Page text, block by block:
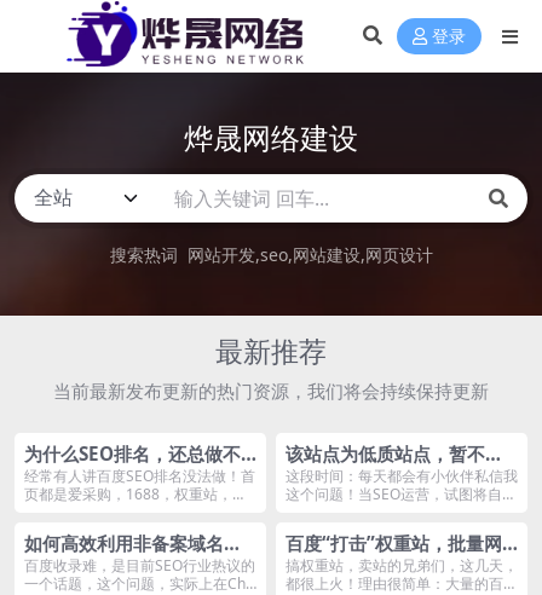
登录
烨晟网络建设
搜索热词 网站开发 seo 网站建设 网页设计
最新推荐
当前最新发布更新的热门资源，我们将会持续保持更新
为什么SEO排名，还总做不
好，当下最新核心的原因是
什么？
经常有人讲百度SEO排名没法做！首
页都是爱采购，1688，权重站，二
该站点为低质站点，暂不可
添加，请持续优化，再尝
试！
这段时间：每天都会有小伙伴私信我
这个问题！当SEO运营，试图将自己
如何高效利用非备案域名，
做矩阵SEO？
百度收录难，是目前SEO行业热议的
一个话题，这个问题，实际上在Cha
百度“打击”权重站，批量网
站降权，源于AI与采集吗？
搞权重站，卖站的兄弟们，这几天，
都很上火！理由很简单：大量的百科